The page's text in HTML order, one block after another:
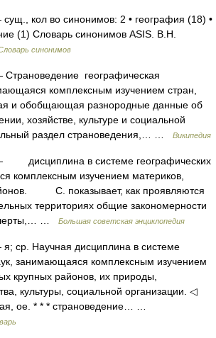
кол во синонимов: 2 • география (18) •
(1) Словарь синонимов ASIS. В.Н.
синонимов
географическая
комплексным изучением стран,
и обобщающая разнородные данные об
хозяйстве, культуре и социальной
раздел страноведения,… …
Википедия
дисциплина в системе географических
комплексным изучением материков,
С. показывает, как проявляются
территориях общие закономерности
черты,… …
Большая советская энциклопедия
ср. Научная дисциплина в системе
занимающаяся комплексным изучением
крупных районов, их природы,
культуры, социальной организации. ◁
ое. * * * страноведение… …